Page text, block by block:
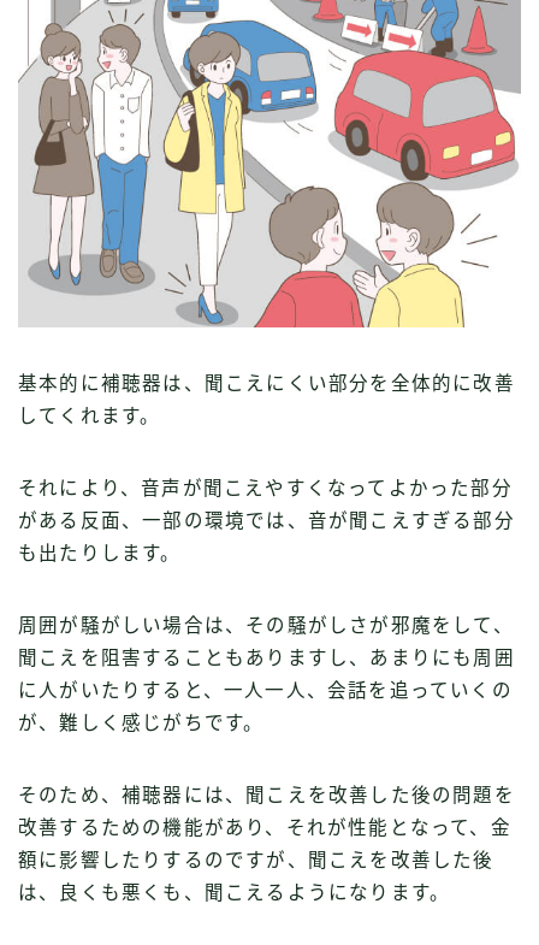
基本的に補聴器は、聞こえにくい部分を全体的に改善
してくれます。
それにより、音声が聞こえやすくなってよかった部分
がある反面、一部の環境では、音が聞こえすぎる部分
も出たりします。
周囲が騒がしい場合は、その騒がしさが邪魔をして、
聞こえを阻害することもありますし、あまりにも周囲
に人がいたりすると、一人一人、会話を追っていくの
が、難しく感じがちです。
そのため、補聴器には、聞こえを改善した後の問題を
改善するための機能があり、それが性能となって、金
額に影響したりするのですが、聞こえを改善した後
は、良くも悪くも、聞こえるようになります。